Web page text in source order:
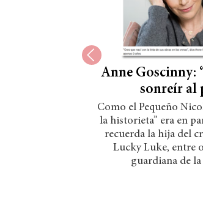
Anne Goscinny:
sonreír al
Como el Pequeño
la historieta” era en
recuerda la hija del
Lucky Luke, entre
guardiana de la